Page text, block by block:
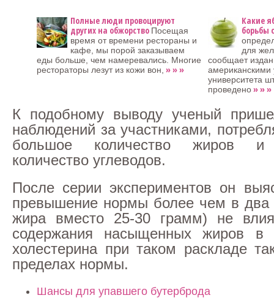
Полные люди провоцируют
других на обжорство Посещая
время от времени рестораны и
кафе, мы порой заказываем
еды больше, чем намеревались. Многие
рестораторы лезут из кожи вон, » » »
Какие
борьбы
для
сообщает
американскими
университета
проведено» » »
К подобному выводу ученый
наблюдений за участниками,
большое количество жиров и
количество углеводов.
После серии экспериментов он
превышение нормы более чем в два
жира вместо 25-30 грамм) не
содержания насыщенных жиров в
холестерина при таком раскладе
пределах нормы.
Шансы для упавшего бутерброда